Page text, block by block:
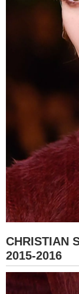
CHRISTIAN
2015-2016